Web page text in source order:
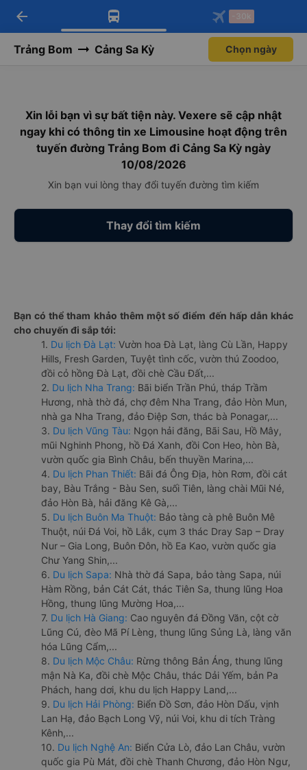
Tải app Vexere ngay!
Nhận ưu đãi thành viên độc
Mở app
Tải app Vexere
-30k/ghế khi đặt vé máy bay qua
Mở app
arrow_back -30k
Trảng Bom Cảng Sa Kỳ Chọn ngày
Xin lỗi bạn vì sự bất tiện này. Vexere sẽ cập nhật
ngay khi có thông tin xe Limousine hoạt động trên
tuyến đường Trảng Bom đi Cảng Sa Kỳ ngày
10/08/2026
Xin bạn vui lòng thay đổi tuyến đường tìm kiếm
Thay đổi tìm kiếm
Bạn có thể tham khảo thêm một số điểm đến hấp dẫn khác
cho chuyến đi sắp tới:
1. Du lịch Đà Lạt: Vườn hoa Đà Lạt, làng Cù Lần, Happy
Hills, Fresh Garden, Tuyệt tình cốc, vườn thú Zoodoo,
đồi cỏ hồng Đà Lạt, đồi chè Cầu Đất,...
2. Du lịch Nha Trang: Bãi biển Trần Phú, tháp Trầm
Hương, nhà thờ đá, chợ đêm Nha Trang, đảo Hòn Mun,
nhà ga Nha Trang, đảo Điệp Sơn, thác bà Ponagar,...
3. Du lịch Vũng Tàu: Ngọn hải đăng, Bãi Sau, Hồ Mây,
mũi Nghinh Phong, hồ Đá Xanh, đồi Con Heo, hòn Bà,
vườn quốc gia Bình Châu, bến thuyền Marina,...
4. Du lịch Phan Thiết: Bãi đá Ông Địa, hòn Rơm, đồi cát
bay, Bàu Trắng - Bàu Sen, suối Tiên, làng chài Mũi Né,
đảo Hòn Bà, hải đăng Kê Gà,...
5. Du lịch Buôn Ma Thuột: Bảo tàng cà phê Buôn Mê
Thuột, núi Đá Voi, hồ Lắk, cụm 3 thác Dray Sap – Dray
Nur – Gia Long, Buôn Đôn, hồ Ea Kao, vườn quốc gia
Chư Yang Shin,...
6. Du lịch Sapa: Nhà thờ đá Sapa, bảo tàng Sapa, núi
Hàm Rồng, bản Cát Cát, thác Tiên Sa, thung lũng Hoa
Hồng, thung lũng Mường Hoa,...
7. Du lịch Hà Giang: Cao nguyên đá Đồng Văn, cột cờ
Lũng Cú, đèo Mã Pí Lèng, thung lũng Sủng Là, làng văn
hóa Lũng Cẩm,...
8. Du lịch Mộc Châu: Rừng thông Bản Áng, thung lũng
mận Nà Ka, đồi chè Mộc Châu, thác Dải Yếm, bản Pa
Phách, hang dơi, khu du lịch Happy Land,...
9. Du lịch Hải Phòng: Biển Đồ Sơn, đảo Hòn Dấu, vịnh
Lan Hạ, đảo Bạch Long Vỹ, núi Voi, khu di tích Tràng
Kênh,...
10. Du lịch Nghệ An: Biển Cửa Lò, đảo Lan Châu, vườn
quốc gia Pù Mát, đồi chè Thanh Chương, đảo Hòn Ngư,